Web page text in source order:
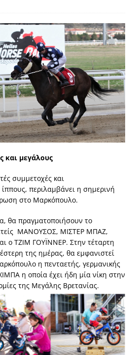
και μεγάλους
συμμετοχές και
περιλαμβάνει η σημερινή
στο Μαρκόπουλο.
θα πραγματοποιήσουν το
ΜΑΝΟΥΣΟΣ, ΜΙΣΤΕΡ ΜΠΑΖ,
ο ΤΖΙΜ ΓΟΥΪΝΝΕΡ. Στην τέταρτη
της ημέρας, θα εμφανιστεί
η πενταετής, γερμανικής
η οποία έχει ήδη μία νίκη στην
της Μεγάλης Βρετανίας.